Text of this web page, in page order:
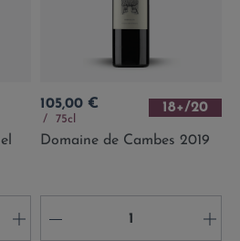
+
Prix
105,00 €
75cl
18+/20
Domaine de Cambes 2019
- +